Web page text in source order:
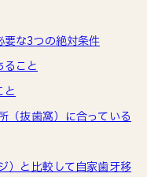
要な3つの絶対条件
こと
と
（抜歯窩）に合っている
）と比較して自家歯牙移